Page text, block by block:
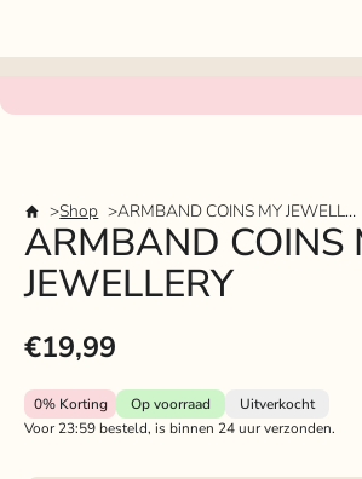
Shop ARMBAND COINS MY JEWELLERY
ARMBAND COINS
JEWELLERY
€19,99
0%Korting Op voorraad
Uitverkocht
Voor 23:59 besteld, is binnen 24 uur verzonden.